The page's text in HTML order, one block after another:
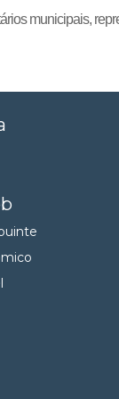
municipais,